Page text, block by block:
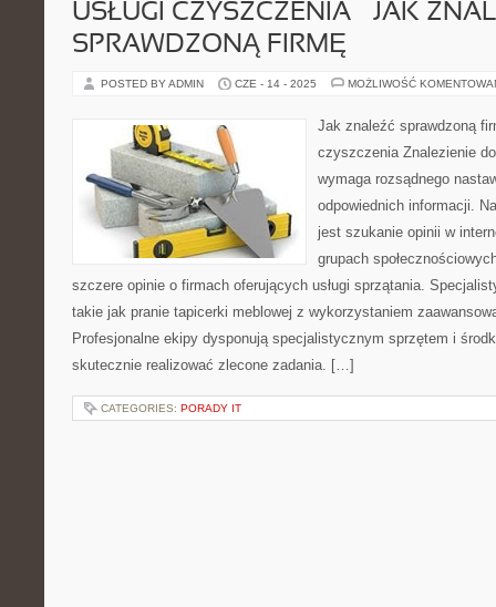
USŁUGI CZYSZCZENIA – JAK
SPRAWDZONĄ FIRMĘ
POSTED BY ADMIN CZE - 14 - 2025 MOŻLIWOŚĆ
Jak znaleźć sprawdzoną
czyszczenia Znalezienie
wymaga rozsądnego
odpowiednich informacji.
jest szukanie opinii w
grupach
szczere opinie o firmach oferujących usługi sprzątania.
takie jak pranie tapicerki meblowej z wykorzystaniem
Profesjonalne ekipy dysponują specjalistycznym sprzętem i
skutecznie realizować zlecone zadania. […]
CATEGORIES: PORADY IT